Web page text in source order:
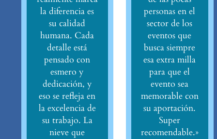
la diferencia es
su calidad
humana. Cada
detalle está
pensado con
esmero y
dedicación, y
eso se refleja en
la excelencia de
su trabajo. La
nieve que
personas en el
sector de los
eventos que
busca siempre
esa extra milla
para que el
evento sea
memorable con
su aportación.
Super
recomendable.»